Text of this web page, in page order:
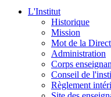
L'Institut
Historique
Mission
Mot de la
Administration
Corps
Conseil de
Règlement